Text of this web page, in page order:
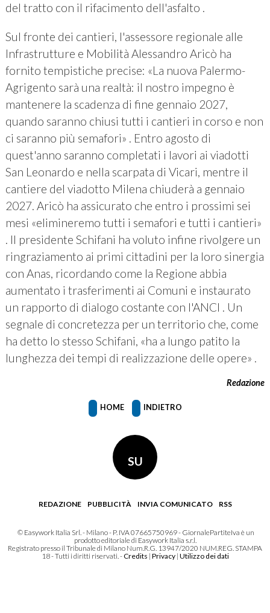
del tratto con il rifacimento dell'asfalto .
Sul fronte dei cantieri, l'assessore regionale alle
Infrastrutture e Mobilità Alessandro Aricò ha
fornito tempistiche precise: «La nuova Palermo-
Agrigento sarà una realtà: il nostro impegno è
mantenere la scadenza di fine gennaio 2027,
quando saranno chiusi tutti i cantieri in corso e non
ci saranno più semafori» . Entro agosto di
quest'anno saranno completati i lavori ai viadotti
San Leonardo e nella scarpata di Vicari, mentre il
cantiere del viadotto Milena chiuderà a gennaio
2027. Aricò ha assicurato che entro i prossimi sei
mesi «elimineremo tutti i semafori e tutti i cantieri»
. Il presidente Schifani ha voluto infine rivolgere un
ringraziamento ai primi cittadini per la loro sinergia
con Anas, ricordando come la Regione abbia
aumentato i trasferimenti ai Comuni e instaurato
un rapporto di dialogo costante con l'ANCI . Un
segnale di concretezza per un territorio che, come
ha detto lo stesso Schifani, «ha a lungo patito la
lunghezza dei tempi di realizzazione delle opere» .
Redazione
HOME INDIETRO
SU
REDAZIONE PUBBLICITÀ INVIA COMUNICATO RSS
© Easywork Italia Srl. - Milano - P. IVA 07665750969 - GiornalePartiteIva è un
prodotto editoriale di Easywork Italia s.r.l.
Registrato presso il Tribunale di Milano Num.R.G. 13947/2020 NUM.REG. STAMPA
18 - Tutti i diritti riservati. -Credits | Privacy| Utilizzo dei dati